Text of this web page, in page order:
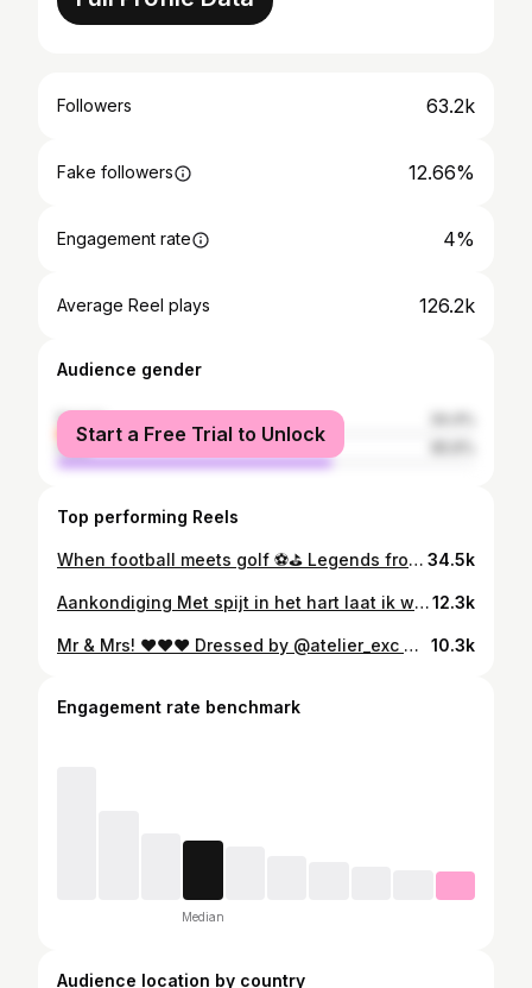
Followers 63.2k
Fake followers 12.66%
Engagement rate 4%
Average Reel plays 126.2k
Audience gender
female
male
Start a Free Trial to Unlock
Top performing Reels
When football meets golf ⚽️⛳️ Legends from the pitch take on the fairway in the Pro-Am! #SoudalOpen #DPWorldTour 34.5k
Aankondiging Met spijt in het hart laat ik weten dat het moment is aangebroken om mijn afscheid bij de KBVB aan te kondigen Het waren 7,5 geweldige jaren waarin ik gedreven werd door passie en respect. De job was verenigbaar met mijn andere voetbalopdrachten en op die manier een haalbare kaart. Aan de 6 geweldige jaren met Roberto Martinez hou ik niets dan positieve herinneringen over. Onder Luke Benstead kwam er een nieuwe wind waardoor ik nu de situatie moet herbekijken. Er werd mij een full time voorstel gedaan, waarvoor ik evenwel verplicht was te bedanken. Een en ander wordt voor mij jammer genoeg minder verenigbaar met andere opdrachtgevers. Er wordt uitgegaan van een nieuwe cyclus voor 2 jaar, mits evaluatie na 1 jaar, wat daarenboven een zekere onzekerheid voor mij inhoudt en minder mogelijkheid voor een lange termijn visie. Alleen al op het vlak van werkregime zou een full time bezigheid bij de KBVB mij geen marge meer geven andere opdrachten te kunnen aanvaarden. Zo werden andere opdrachten als CL of JPL of internationale wedstrijden Europees mij verboden. Ik zou jongens en meisjes moeten trainen “when it’s needed”, sta mij toe dit als vaag te beschouwen... En hoewel verloning nooit mijn primaire drijfveer geweest is, zou op financieel vlak geen aanpassing worden gedaan voor de overstap van deeltijds naar voltijds. Op deze manier wordt het wel heel erg eenrichtingsverkeer en haast onmogelijk gekwalificeerde mensen aan boord te houden. Het wordt tijd dus voor een nieuw hoofdstuk waarbij ik me kandidaat stel voor andere opportuniteiten binnen de voetbalwereld Afsluiten wil ik niet doen zonder een dikke dankjewel aan al de mensen in de federatie die in mij geloofden, dus bij deze! Het was een fijne trip. Wesley12.3k
Mr & Mrs! ❤️❤️❤️ Dressed by @atelier_exc 📸 @pj_vanstockstraeten en @motyonstudio en @photonewsbelgium @krekelhof_gooik 10.3k
Engagement rate benchmark
Median
Audience location by country